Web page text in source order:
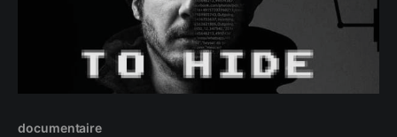
documentaire